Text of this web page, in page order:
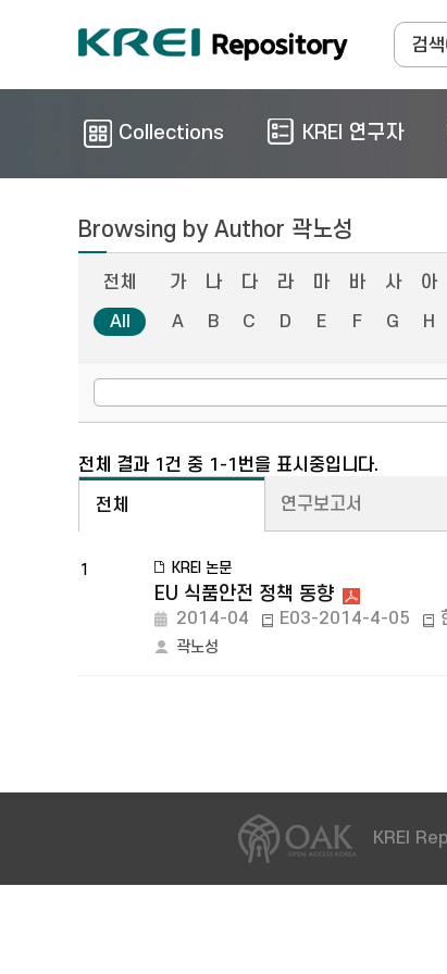
Collections KREI 연구자
Browsing by Author 곽노성
전체 가 나 다 라 마 바 사 아
All
A B C D E F G H
전체 결과 1건 중 1-1번을 표시중입니다.
전체 연구보고서
1 KREI 논문
EU 식품안전 정책 동향
2014-04 E03-2014-4-05
곽노성
KREI